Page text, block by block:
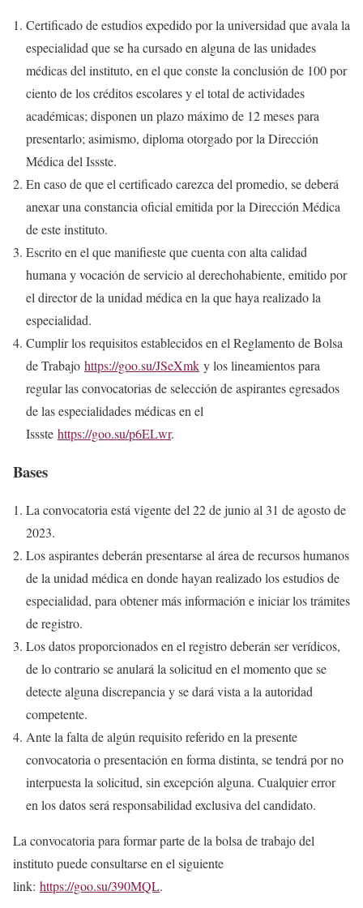
Certificado de estudios expedido por la universidad que avala la
especialidad que se ha cursado en alguna de las unidades
médicas del instituto, en el que conste la conclusión de 100 por
ciento de los créditos escolares y el total de actividades
académicas; disponen un plazo máximo de 12 meses para
presentarlo; asimismo, diploma otorgado por la Dirección
Médica del Issste.
En caso de que el certificado carezca del promedio, se deberá
anexar una constancia oficial emitida por la Dirección Médica
de este instituto.
Escrito en el que manifieste que cuenta con alta calidad
humana y vocación de servicio al derechohabiente, emitido por
el director de la unidad médica en la que haya realizado la
especialidad.
Cumplir los requisitos establecidos en el Reglamento de Bolsa
de Trabajo https://goo.su/JSeXmk y los lineamientos para
regular las convocatorias de selección de aspirantes egresados
de las especialidades médicas en el
Issste https://goo.su/p6ELwr.
Bases
La convocatoria está vigente del 22 de junio al 31 de agosto de
2023.
Los aspirantes deberán presentarse al área de recursos humanos
de la unidad médica en donde hayan realizado los estudios de
especialidad, para obtener más información e iniciar los trámites
de registro.
Los datos proporcionados en el registro deberán ser verídicos,
de lo contrario se anulará la solicitud en el momento que se
detecte alguna discrepancia y se dará vista a la autoridad
competente.
Ante la falta de algún requisito referido en la presente
convocatoria o presentación en forma distinta, se tendrá por no
interpuesta la solicitud, sin excepción alguna. Cualquier error
en los datos será responsabilidad exclusiva del candidato.
La convocatoria para formar parte de la bolsa de trabajo del
instituto puede consultarse en el siguiente
link: https://goo.su/390MQL.